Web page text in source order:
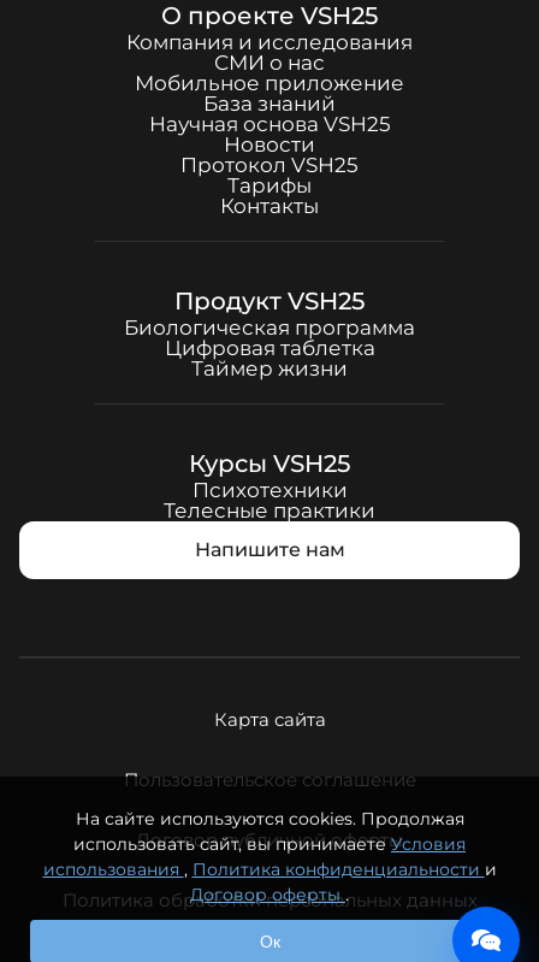
О проекте VSH25
Компания и исследования
СМИ о нас
Мобильное приложение
База знаний
Научная основа VSH25
Новости
Протокол VSH25
Тарифы
Контакты
Продукт VSH25
Биологическая программа
Цифровая таблетка
Таймер жизни
Курсы VSH25
Психотехники
Телесные практики
Напишите нам
Карта сайта
Пользовательское соглашение
Договор публичной оферты
Политика обработки персональных данных
© ООО «Вечная молодость», 2026. Все права защищены.
На сайте используются cookies. Продолжая
использовать сайт, вы принимаетеУсловия
использования , Политика конфиденциальности и
Договор оферты.
Ок